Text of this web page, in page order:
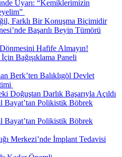
Uyarı: “Kemiklerimizin
Farklı Bir Konuşma Biçimidir
Başarılı Beyin Tümörü
Hafife Almayın!
Bağışıklama Paneli
Berk’ten Balıklıgöl Devlet
Doğuştan Darlık Başarıyla Açıldı
Bayat’tan Polikistik Böbrek
Bayat’tan Polikistik Böbrek
Merkezi’nde İmplant Tedavisi